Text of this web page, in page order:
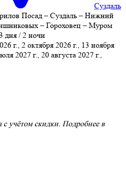
Суздаль
Посад – Суздаль – Нижний
– Гороховец – Муром
дня / 2 ночи
г., 2 октября 2026 г., 13 ноября
2027 г., 20 августа 2027 г.,
с учётом скидки. Подробнее в